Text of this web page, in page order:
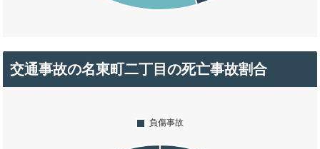
交通事故の名東町二丁目の死亡事故割合